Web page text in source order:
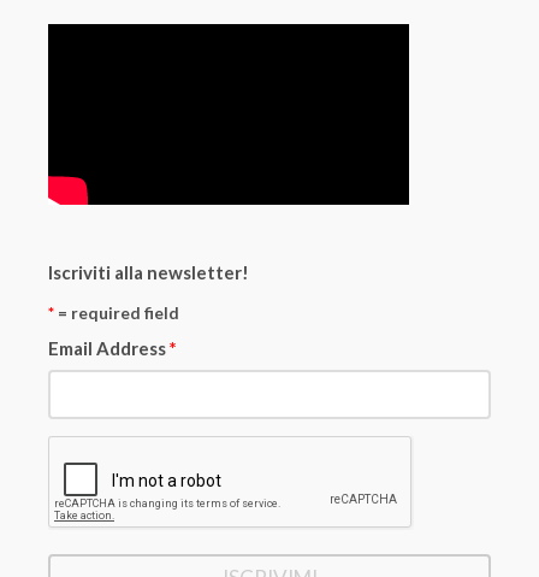
Iscriviti alla newsletter!
* = required field
Email Address*